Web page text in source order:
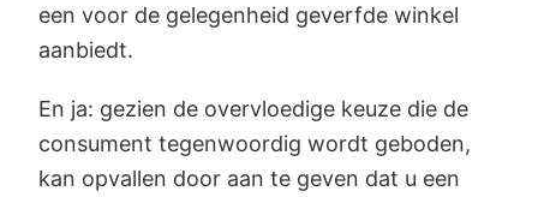
een voor de gelegenheid geverfde winkel
aanbiedt.
En ja: gezien de overvloedige keuze die de
consument tegenwoordig wordt geboden,
kan opvallen door aan te geven dat u een